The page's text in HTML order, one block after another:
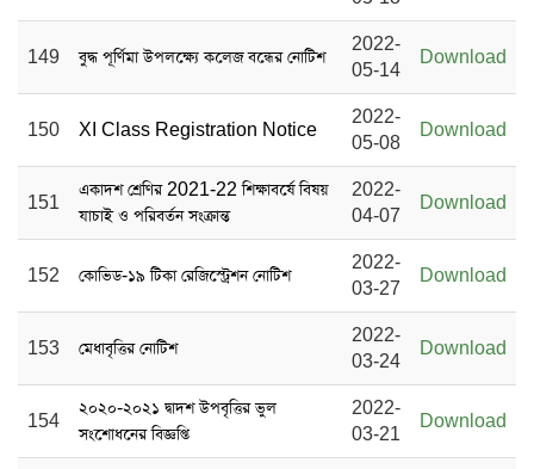
149 বুদ্ধ পূর্ণিমা উপলক্ষ্যে কলেজ বন্ধের নোটিশ
2022-
05-14
Download
150 XI Class Registration Notice
2022-
05-08
Download
151
একাদশ শ্রেণির 2021-22 শিক্ষাবর্ষে বিষয়
যাচাই ও পরিবর্তন সংক্রান্ত
2022-
04-07
Download
152 কোভিড-১৯ টিকা রেজিস্ট্রেশন নোটিশ
2022-
03-27
Download
153 মেধাবৃত্তির নোটিশ
2022-
03-24
Download
154
২০২০-২০২১ দ্বাদশ উপবৃত্তির ভুল
সংশোধনের বিজ্ঞপ্তি
2022-
03-21
Download